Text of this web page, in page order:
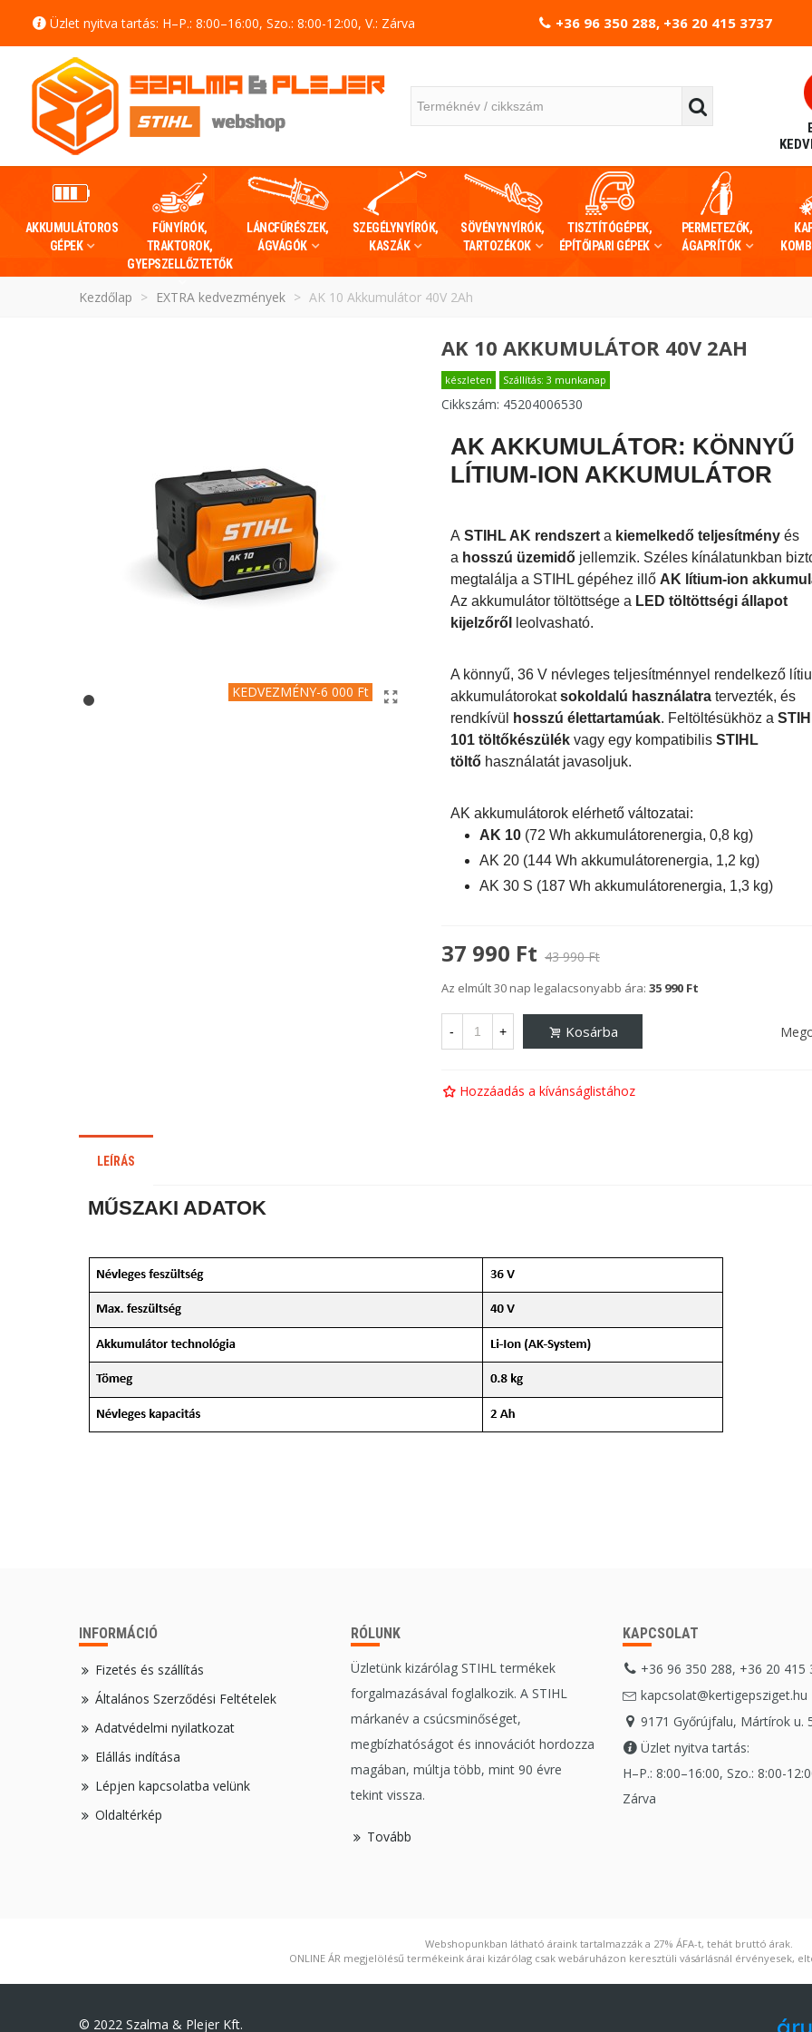
Üzlet nyitva tartás: H–P.: 8:00–16:00, Szo.: 8:00-12:00, V.: Zárva +36 96 350 288, +36 20 415 3737
AKKUMULÁTOROS
GÉPEK
FŰNYÍRÓK,
TRAKTOROK,
GYEPSZELLŐZTETŐK
LÁNCFŰRÉSZEK,
ÁGVÁGÓK
SZEGÉLYNYÍRÓK,
KASZÁK
SÖVÉNYNYÍRÓK,
TARTOZÉKOK
TISZTÍTÓGÉPEK,
ÉPÍTŐIPARI GÉPEK
PERMETEZŐK,
ÁGAPRÍTÓK
Kezdőlap > EXTRA kedvezmények > AK 10 Akkumulátor 40V 2Ah
KEDVEZMÉNY-6 000 Ft
AK 10 AKKUMULÁTOR 40V 2AH
készleten Szállítás: 3 munkanap
Cikkszám: 45204006530
AK AKKUMULÁTOR: KÖNNYŰ
LÍTIUM-ION AKKUMULÁTOR
A STIHL AK rendszerta kiemelkedő teljesítményés
a hosszú üzemidőjellemzik. Széles kínálatunkban
megtalálja a STIHL gépéhez illő AK lítium-ion
Az akkumulátor töltöttsége a LED töltöttségi állapot
kijelzőről
leolvasható.
A könnyű, 36 V névleges teljesítménnyel rendelkező
akkumulátorokatsokoldalú használatratervezték, és
rendkívül
hosszú élettartamúak. Feltöltésükhöz a
101 töltőkészülékvagy egy kompatibilis STIHL
töltőhasználatát javasoljuk.
AK akkumulátorok elérhető változatai:
AK 10(72 Wh akkumulátorenergia, 0,8 kg)
AK 20(144 Wh akkumulátorenergia, 1,2 kg)
AK 30 S (187 Wh akkumulátorenergia, 1,3 kg)
37 990 Ft 43 990 Ft
Az elmúlt 30 nap legalacsonyabb ára: 35 990 Ft
- + Kosárba
Hozzáadás a kívánságlistához
LEÍRÁS
MŰSZAKI ADATOK
INFORMÁCIÓ
Fizetés és szállítás
Általános Szerződési Feltételek
Adatvédelmi nyilatkozat
Elállás indítása
Lépjen kapcsolatba velünk
Oldaltérkép
RÓLUNK
Üzletünk kizárólag STIHL termékek
forgalmazásával foglalkozik. A STIHL
márkanév a csúcsminőséget,
megbízhatóságot és innovációt hordozza
magában, múltja több, mint 90 évre
tekint vissza.
Tovább
KAPCSOLAT
+36 96 350 288, +36 20 415
kapcsolat@kertigepsziget.hu
9171 Győrújfalu, Mártírok u.
Üzlet nyitva tartás:
H–P.: 8:00–16:00, Szo.: 8:00-
Zárva
Webshopunkban látható áraink tartalmazzák a 27% ÁFA-t, tehát bruttó árak.
ONLINE ÁR megjelölésű termékeink árai kizárólag csak webáruházon keresztüli vásárlásnál érvényesek,
© 2022 Szalma & Plejer Kft.